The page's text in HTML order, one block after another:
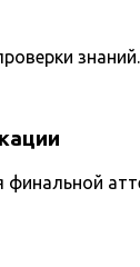
знаний.
финальной